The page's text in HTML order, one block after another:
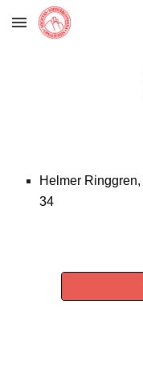
Skip to main content
Helmer Ringgren,
34